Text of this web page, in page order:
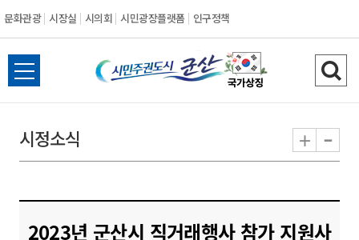
문화관광 시장실 시의회 시민광장플랫폼 인구정책
시
민
도
전
체
뉴
열
검
색
기
시정소식 + -
2023년 군산시 직거래행사 참가 지원사